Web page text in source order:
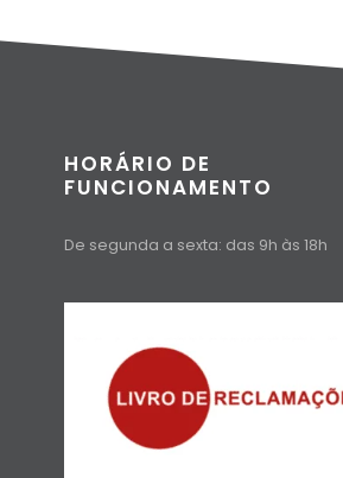
HORÁRIO DE
FUNCIONAMENTO
De segunda a sexta: das 9h às 18h